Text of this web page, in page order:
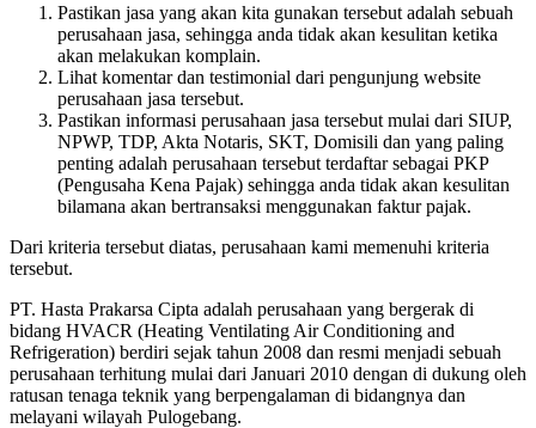
Pastikan jasa yang akan kita gunakan tersebut adalah sebuah
perusahaan jasa, sehingga anda tidak akan kesulitan ketika
akan melakukan komplain.
Lihat komentar dan testimonial dari pengunjung website
perusahaan jasa tersebut.
Pastikan informasi perusahaan jasa tersebut mulai dari SIUP,
NPWP, TDP, Akta Notaris, SKT, Domisili dan yang paling
penting adalah perusahaan tersebut terdaftar sebagai PKP
(Pengusaha Kena Pajak) sehingga anda tidak akan kesulitan
bilamana akan bertransaksi menggunakan faktur pajak.
Dari kriteria tersebut diatas, perusahaan kami memenuhi kriteria
tersebut.
PT. Hasta Prakarsa Cipta adalah perusahaan yang bergerak di
bidang HVACR (Heating Ventilating Air Conditioning and
Refrigeration) berdiri sejak tahun 2008 dan resmi menjadi sebuah
perusahaan terhitung mulai dari Januari 2010 dengan di dukung oleh
ratusan tenaga teknik yang berpengalaman di bidangnya dan
melayani wilayah Pulogebang.